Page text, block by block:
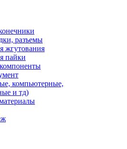
разъемы
жгутования
пайки
компьютерные,
и тд)